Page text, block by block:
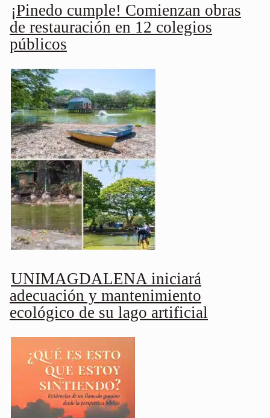
¡Pinedo cumple! Comienzan obras
de restauración en 12 colegios
públicos
UNIMAGDALENA iniciará
adecuación y mantenimiento
ecológico de su lago artificial